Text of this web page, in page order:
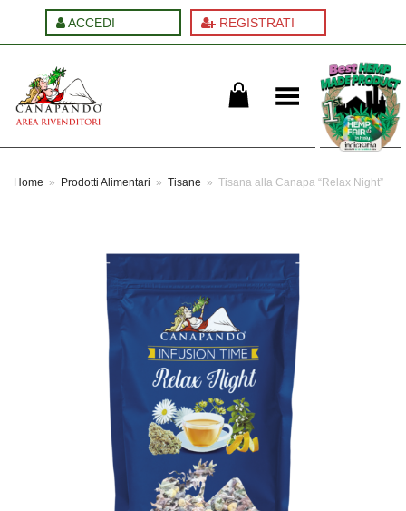
ACCEDI REGISTRATI
Cambia menu
Home » Prodotti Alimentari » Tisane » Tisana alla Canapa “Relax Night”